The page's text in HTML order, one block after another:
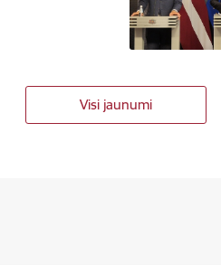
Visi jaunumi